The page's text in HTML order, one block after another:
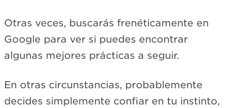
Otras veces, buscarás frenéticamente en
Google para ver si puedes encontrar
algunas mejores prácticas a seguir.
En otras circunstancias, probablemente
decides simplemente confiar en tu instinto,